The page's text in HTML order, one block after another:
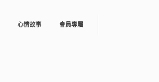
心情故事 會員專屬